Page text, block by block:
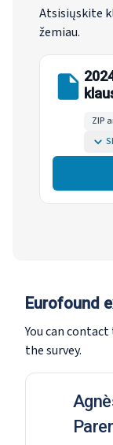
Atsisiųskite
žemiau.
ZIP
Eurofound
You can
the survey.